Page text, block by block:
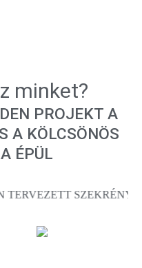
minket?
PROJEKT A
A KÖLCSÖNÖS
ÉPÜL